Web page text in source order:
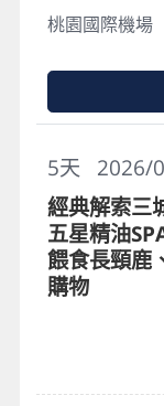
桃園國際機場
2026/
5天
經典解索三
五星精油
餵食長頸鹿
購物